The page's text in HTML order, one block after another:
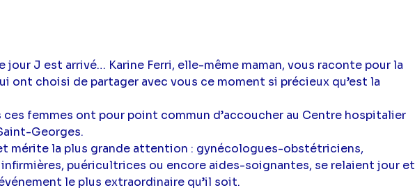
J est arrivé… Karine Ferri, elle-même maman, vous raconte pour la
ont choisi de partager avec vous ce moment si précieux qu’est la
ces femmes ont pour point commun d’accoucher au Centre hospitalier
Georges.
mérite la plus grande attention : gynécologues-obstétriciens,
puéricultrices ou encore aides-soignantes, se relaient jour et
le plus extraordinaire qu’il soit.